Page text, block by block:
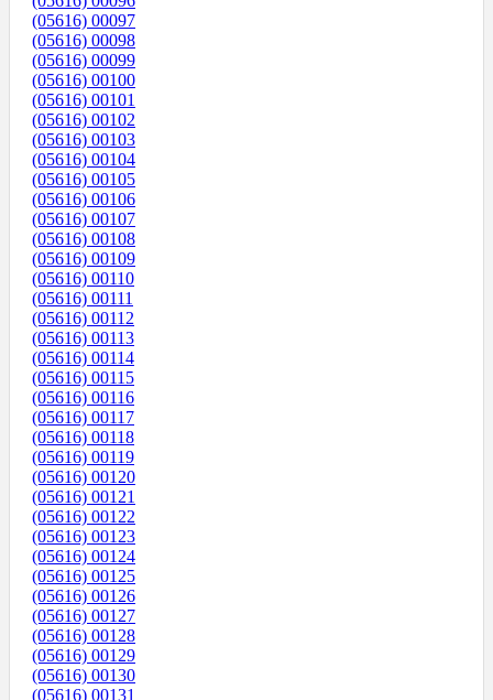
(05616) 00097
(05616) 00098
(05616) 00099
(05616) 00100
(05616) 00101
(05616) 00102
(05616) 00103
(05616) 00104
(05616) 00105
(05616) 00106
(05616) 00107
(05616) 00108
(05616) 00109
(05616) 00110
(05616) 00111
(05616) 00112
(05616) 00113
(05616) 00114
(05616) 00115
(05616) 00116
(05616) 00117
(05616) 00118
(05616) 00119
(05616) 00120
(05616) 00121
(05616) 00122
(05616) 00123
(05616) 00124
(05616) 00125
(05616) 00126
(05616) 00127
(05616) 00128
(05616) 00129
(05616) 00130
(05616) 00131